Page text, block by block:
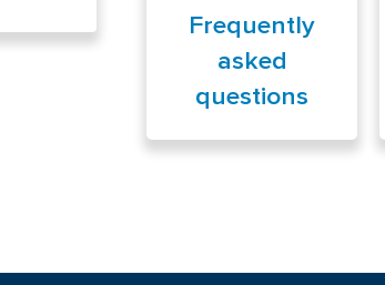
Frequently
asked
questions